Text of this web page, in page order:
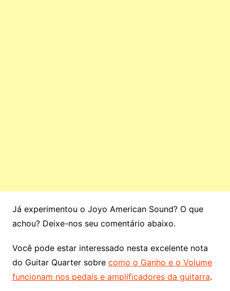
Já experimentou o Joyo American Sound? O que
achou? Deixe-nos seu comentário abaixo.
Você pode estar interessado nesta excelente nota
do Guitar Quarter sobre como o Ganho e o Volume
funcionam nos pedais e amplificadores da guitarra.